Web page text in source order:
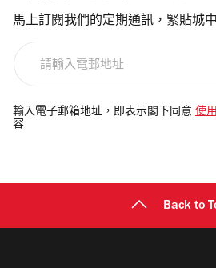
馬上訂閱我們的定期通訊，緊貼城
電
郵
輸入電子郵箱地址，即表示閣下同意 使
容
Back to